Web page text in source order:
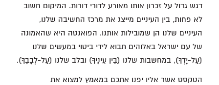
דגש גדול על זכרון אותו מאורע לדורי דורות. המיקום חשוב
לא פחות, בין העיניים מייצג את מרכז החשיבה שלנו,
העיניים שלנו הן שמובילות אותנו. הפואנטה היא שהאמונה
של עם ישראל באלוהים תבוא לידי ביטוי במעשים שלנו
(עַל-יָדְךָ), במחשבות שלנו (בֵּין עֵינֶיךָ) ובלב שלנו (עַל-לְבָבֶךָ).
הטקסט אשר אליו יפנו אתכם במאמץ למצוא את